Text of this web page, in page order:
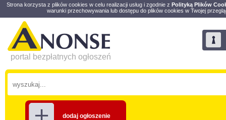
Strona korzysta z plików cookies w celu realizacji usług i zgodnie z Polityką Plików
warunki przechowywania lub dostępu do plików cookies w Twojej
portal bezpłatnych ogłoszeń
dodaj ogłoszenie